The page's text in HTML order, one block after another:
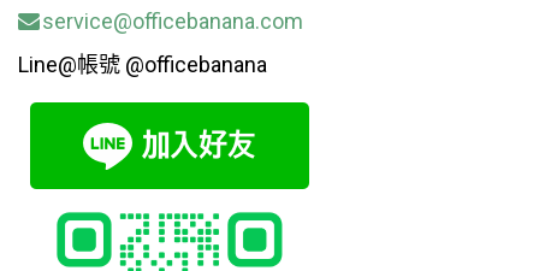
service@officebanana.com
Line@帳號 @officebanana